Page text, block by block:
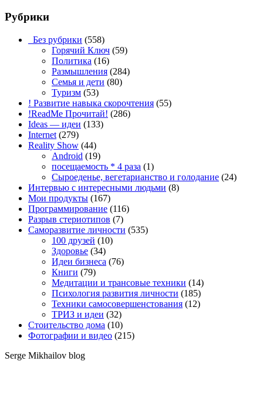
Рубрики
_Без рубрики (558)
Горячий Ключ (59)
Политика (16)
Размышления (284)
Семья и дети (80)
Туризм (53)
! Развитие навыка скорочтения (55)
!ReadMe Прочитай! (286)
Ideas — идеи (133)
Internet (279)
Reality Show (44)
Android (19)
посещаемость * 4 раза (1)
Сыроеденье, вегетарианство и голодание (24)
Интервью с интересными людьми (8)
Мои продукты (167)
Программирование (116)
Разрыв стериотипов (7)
Саморазвитие личности (535)
100 друзей (10)
Здоровье (34)
Идеи бизнеса (76)
Книги (79)
Медитации и трансовые техники (14)
Психология развития личности (185)
Техники самосовершенстования (12)
ТРИЗ и идеи (32)
Стоительство дома (10)
Фотографии и видео (215)
Serge Mikhailov blog